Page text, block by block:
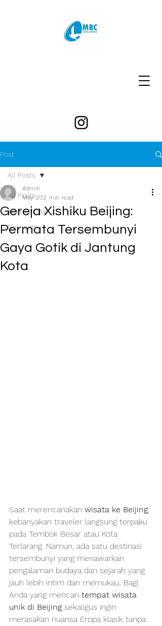
Post
All Posts
International
Domestic
All Posts
Gereja Xishiku Beijing:
Permata Tersembunyi
Gaya Gotik di Jantung
Kota
Admin
May 202 min read
Saat merencanakan wisata ke Beijing,
kebanyakan traveler langsung terpaku
pada Tembok Besar atau Kota
Terlarang. Namun, ada satu destinasi
tersembunyi yang menawarkan
pengalaman budaya dan sejarah yang
jauh lebih intim dan memukau. Bagi
Anda yang mencari tempat wisata
unik di Beijing sekaligus ingin
merasakan nuansa Eropa klasik tanpa